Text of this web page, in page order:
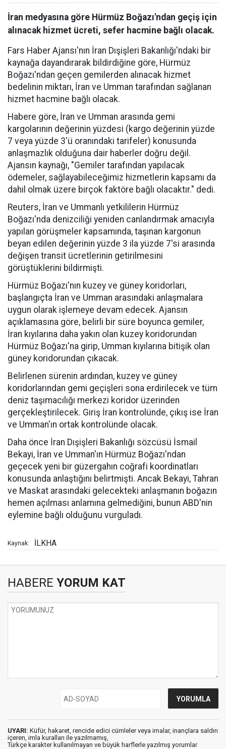
İran medyasına göre Hürmüz Boğazı'ndan geçiş için
alınacak hizmet ücreti, sefer hacmine bağlı olacak.
Fars Haber Ajansı'nın İran Dışişleri Bakanlığı'ndaki bir
kaynağa dayandırarak bildirdiğine göre, Hürmüz
Boğazı'ndan geçen gemilerden alınacak hizmet
bedelinin miktarı, İran ve Umman tarafından sağlanan
hizmet hacmine bağlı olacak.
Habere göre, İran ve Umman arasında gemi
kargolarının değerinin yüzdesi (kargo değerinin yüzde
7 veya yüzde 3'ü oranındaki tarifeler) konusunda
anlaşmazlık olduğuna dair haberler doğru değil.
Ajansın kaynağı, "Gemiler tarafından yapılacak
ödemeler, sağlayabileceğimiz hizmetlerin kapsamı da
dahil olmak üzere birçok faktöre bağlı olacaktır." dedi.
Reuters, İran ve Ummanlı yetkililerin Hürmüz
Boğazı'nda denizciliği yeniden canlandırmak amacıyla
yapılan görüşmeler kapsamında, taşınan kargonun
beyan edilen değerinin yüzde 3 ila yüzde 7'si arasında
değişen transit ücretlerinin getirilmesini
görüştüklerini bildirmişti.
Hürmüz Boğazı'nın kuzey ve güney koridorları,
başlangıçta İran ve Umman arasındaki anlaşmalara
uygun olarak işlemeye devam edecek. Ajansın
açıklamasına göre, belirli bir süre boyunca gemiler,
İran kıyılarına daha yakın olan kuzey koridorundan
Hürmüz Boğazı'na girip, Umman kıyılarına bitişik olan
güney koridorundan çıkacak.
Belirlenen sürenin ardından, kuzey ve güney
koridorlarından gemi geçişleri sona erdirilecek ve tüm
deniz taşımacılığı merkezi koridor üzerinden
gerçekleştirilecek. Giriş İran kontrolünde, çıkış ise İran
ve Umman'ın ortak kontrolünde olacak.
Daha önce İran Dışişleri Bakanlığı sözcüsü İsmail
Bekayi, İran ve Umman'ın Hürmüz Boğazı'ndan
geçecek yeni bir güzergahın coğrafi koordinatları
konusunda anlaştığını belirtmişti. Ancak Bekayi, Tahran
ve Maskat arasındaki gelecekteki anlaşmanın boğazın
hemen açılması anlamına gelmediğini, bunun ABD'nin
eylemine bağlı olduğunu vurguladı.
Kaynak: İLKHA
HABERE YORUM KAT
UYARI: Küfür, hakaret, rencide edici cümleler veya imalar, inançlara saldırı
içeren, imla kuralları ile yazılmamış,
Türkçe karakter kullanılmayan ve büyük harflerle yazılmış yorumlar